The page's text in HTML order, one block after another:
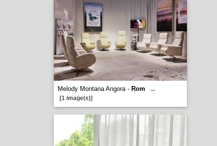
Melody Montana Angora - Rom
...
[1 image(s)]